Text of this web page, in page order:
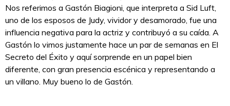
Nos referimos a Gastón Biagioni, que interpreta a Sid Luft,
uno de los esposos de Judy, vividor y desamorado, fue una
influencia negativa para la actriz y contribuyó a su caída. A
Gastón lo vimos justamente hace un par de semanas en El
Secreto del Éxito y aquí sorprende en un papel bien
diferente, con gran presencia escénica y representando a
un villano. Muy bueno lo de Gastón.